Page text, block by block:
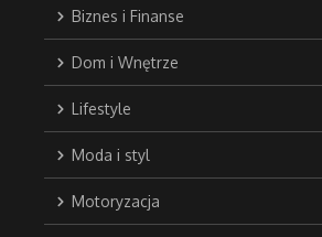
Biznes i Finanse
Dom i Wnętrze
Lifestyle
Moda i styl
Motoryzacja